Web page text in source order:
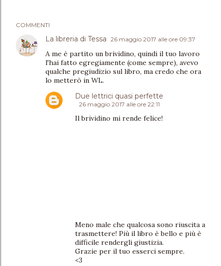
COMMENTI
La libreria di Tessa 26 maggio 2017 alle ore 09:37
A me è partito un brividino, quindi il tuo lavoro
l'hai fatto egregiamente (come sempre), avevo
qualche pregiudizio sul libro, ma credo che ora
lo metterò in WL.
Due lettrici quasi perfette
26 maggio 2017 alle ore 22:11
Il brividino mi rende felice!
Meno male che qualcosa sono riuscita a
trasmettere! Più il libro è bello e più è
difficile rendergli giustizia.
Grazie per il tuo esserci sempre.
<3